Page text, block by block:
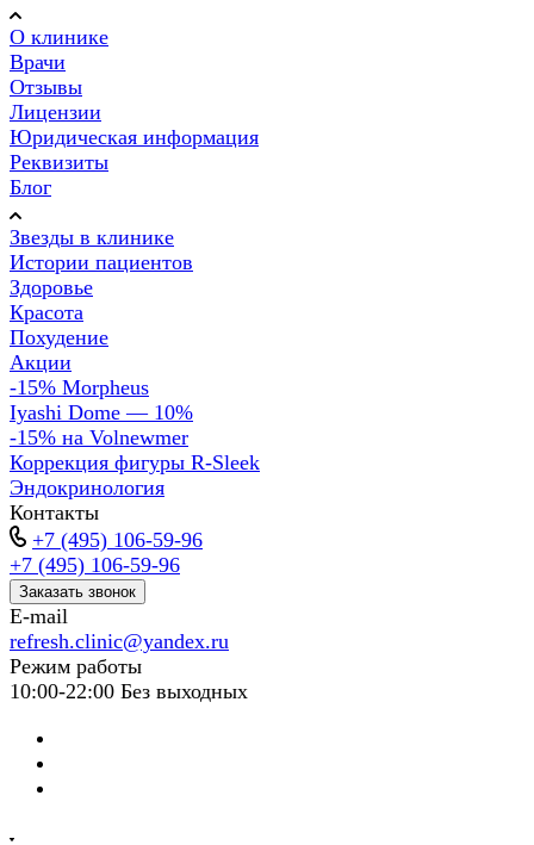
О клинике
Врачи
Отзывы
Лицензии
Юридическая информация
Реквизиты
Блог
Звезды в клинике
Истории пациентов
Здоровье
Красота
Похудение
Акции
-15% Morpheus
Iyashi Dome — 10%
-15% на Volnewmer
Коррекция фигуры R-Sleek
Эндокринология
Контакты
+7 (495) 106-59-96
+7 (495) 106-59-96
Заказать звонок
E-mail
refresh.clinic@yandex.ru
Режим работы
10:00-22:00 Без выходных